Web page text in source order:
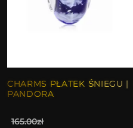
CHARMS PŁATEK ŚNIEGU |
PANDORA
165.00zł